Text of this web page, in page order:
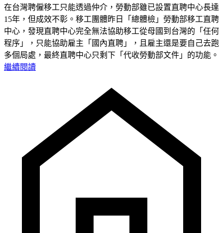
在台灣聘僱移工只能透過仲介，勞動部雖已設置直聘中心長達
15年，但成效不彰。移工團體昨日「總體檢」勞動部移工直聘
中心，發現直聘中心完全無法協助移工從母國到台灣的「任何
程序」，只能協助雇主「國內直聘」，且雇主還是要自己去跑
多個局處，最終直聘中心只剩下「代收勞動部文件」的功能。
繼續閱讀